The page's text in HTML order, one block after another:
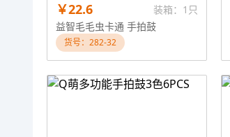
￥22.6
装箱：1只
益智毛毛虫卡通 手拍鼓
货号：282-32